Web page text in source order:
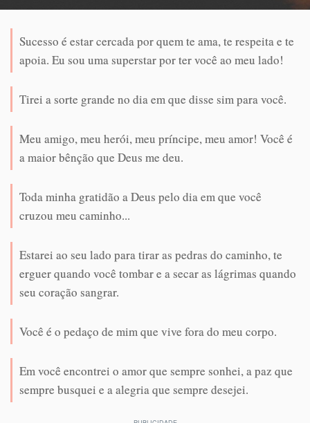
Sucesso é estar cercada por quem te ama, te respeita e te
apoia. Eu sou uma superstar por ter você ao meu lado!
Tirei a sorte grande no dia em que disse sim para você.
Meu amigo, meu herói, meu príncipe, meu amor! Você é
a maior bênção que Deus me deu.
Toda minha gratidão a Deus pelo dia em que você
cruzou meu caminho...
Estarei ao seu lado para tirar as pedras do caminho, te
erguer quando você tombar e a secar as lágrimas quando
seu coração sangrar.
Você é o pedaço de mim que vive fora do meu corpo.
Em você encontrei o amor que sempre sonhei, a paz que
sempre busquei e a alegria que sempre desejei.